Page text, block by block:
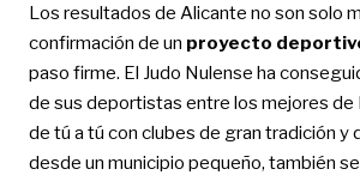
Los resultados de Alicante no son solo
confirmación de un proyecto
paso firme. El Judo Nulense ha
de sus deportistas entre los mejores de
de tú a tú con clubes de gran tradición y
desde un municipio pequeño, también